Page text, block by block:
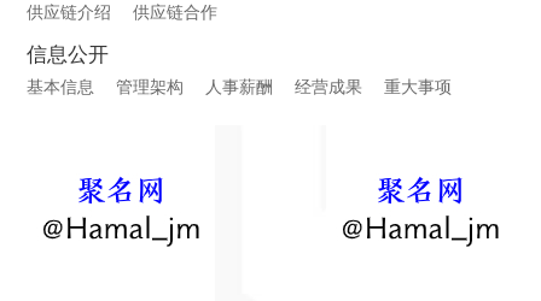
供应链介绍 供应链合作
信息公开
基本信息 管理架构 人事薪酬 经营成果 重大事项